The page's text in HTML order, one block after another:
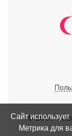
© 2000-
Сайт
Метрика для